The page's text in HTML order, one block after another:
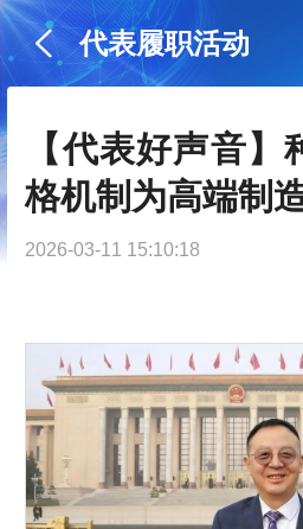
代表履职活动
【代表好声音
格机制为高端制
2026-03-11 15:10:18